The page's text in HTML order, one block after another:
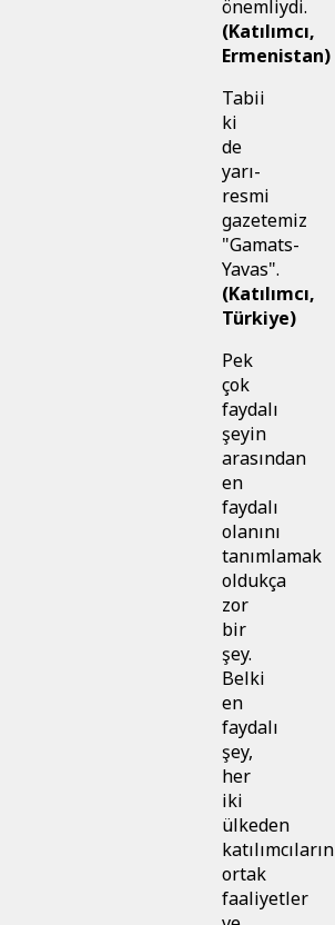
önemliydi.
(Katılımcı,
Ermenistan)
Tabii
ki
de
yarı-
resmi
gazetemiz
"Gamats-
Yavas".
(Katılımcı,
Türkiye)
Pek
çok
faydalı
şeyin
arasından
en
faydalı
olanını
tanımlamak
oldukça
zor
bir
şey.
Belki
en
faydalı
şey,
her
iki
ülkeden
katılımcıların
ortak
faaliyetler